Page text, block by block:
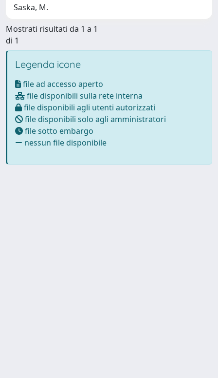
Saska, M.
Mostrati risultati da 1 a 1
di 1
Legenda icone
file ad accesso aperto
file disponibili sulla rete interna
file disponibili agli utenti autorizzati
file disponibili solo agli amministratori
file sotto embargo
nessun file disponibile